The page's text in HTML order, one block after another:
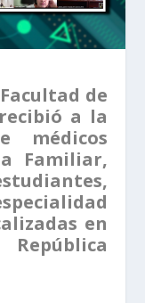
Facultad de
a la
médicos
Familiar,
en